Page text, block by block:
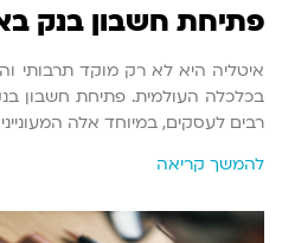
פתיחת חשבון בנק
איטליה היא לא רק מוקד תרבותי
בכלכלה העולמית. פתיחת חשבון
רבים לעסקים, במיוחד אלה
להמשך קריאה